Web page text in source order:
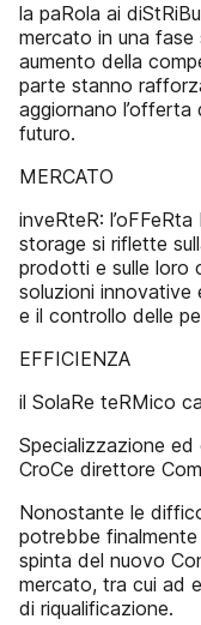
la paRola ai
mercato in una fase
aumento della
parte stanno
aggiornano
futuro.
MERCATO
inveRteR:
storage si riflette
prodotti e sulle loro
soluzioni innovative
e il controllo delle
EFFICIENZA
il SolaRe teRMico
Specializzazione
CroCe direttore
Nonostante le
potrebbe
spinta del nuovo
mercato, tra cui ad
di riqualificazione.